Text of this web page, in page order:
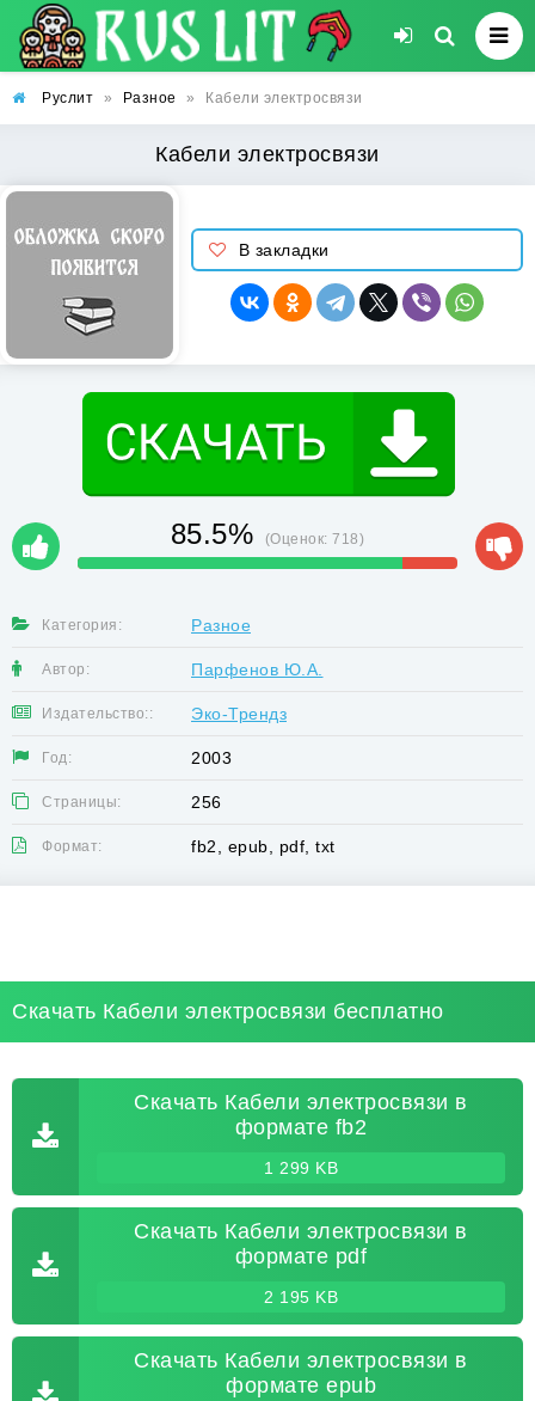
Руслит » Разное » Кабели электросвязи
Кабели электросвязи
В закладки
85.5% (Оценок:718)
Категория: Разное
Автор: Парфенов Ю.А.
Издательство:: Эко-Трендз
Год: 2003
Страницы: 256
Формат: fb2, epub, pdf, txt
Скачать Кабели электросвязи бесплатно
Скачать Кабели электросвязи в
формате fb2
1 299 KB
Скачать Кабели электросвязи в
формате pdf
2 195 KB
Скачать Кабели электросвязи в
формате epub